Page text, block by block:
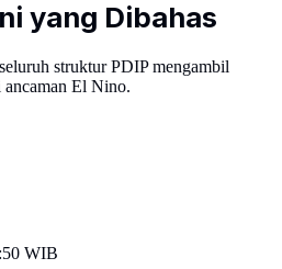
yang Dibahas
struktur PDIP mengambil
ancaman El Nino.
WIB